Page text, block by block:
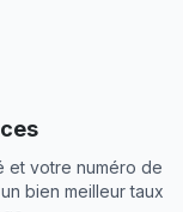
et votre numéro de
bien meilleur taux